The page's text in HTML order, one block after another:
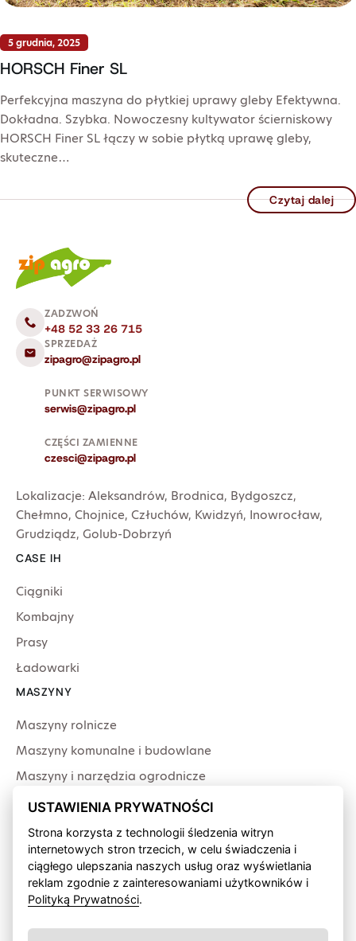
5 grudnia, 2025
HORSCH Finer SL
Perfekcyjna maszyna do płytkiej uprawy gleby Efektywna.
Dokładna. Szybka. Nowoczesny kultywator ścierniskowy
HORSCH Finer SL łączy w sobie płytką uprawę gleby,
skuteczne…
Czytaj dalej
ZADZWOŃ
+48 52 33 26 715
SPRZEDAŻ
zipagro@zipagro.pl
PUNKT SERWISOWY
serwis@zipagro.pl
CZĘŚCI ZAMIENNE
czesci@zipagro.pl
Lokalizacje: Aleksandrów, Brodnica, Bydgoszcz,
Chełmno, Chojnice, Człuchów, Kwidzyń, Inowrocław,
Grudziądz, Golub-Dobrzyń
CASE IH
Ciągniki
Kombajny
Prasy
Ładowarki
MASZYNY
Maszyny rolnicze
Maszyny komunalne i budowlane
Maszyny i narzędzia ogrodnicze
Producenci
USŁUGI
Serwis
Produkcja przewodów
Finansowanie fabryczne
Wypożyczalnia sprzętu
USTAWIENIA PRYWATNOŚCI
Strona korzysta z technologii śledzenia witryn
internetowych stron trzecich, w celu świadczenia i
ciągłego ulepszania naszych usług oraz wyświetlania
reklam zgodnie z zainteresowaniami użytkowników i
Polityką Prywatności.